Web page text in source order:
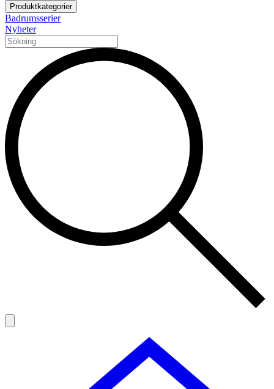
Produktkategorier
Badrumsserier
Nyheter